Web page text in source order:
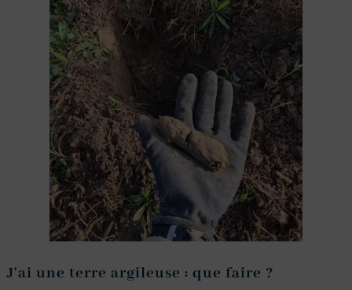
J'ai une terre argileuse : que faire ?